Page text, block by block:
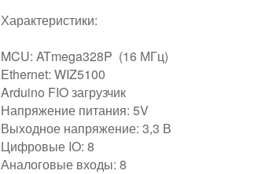
Характеристики:
MCU: ATmega328P (16 МГц)
Ethernet: WIZ5100
Arduino FIO загрузчик
Напряжение питания: 5V
Выходное напряжение: 3,3 В
Цифровые IO: 8
Аналоговые входы: 8